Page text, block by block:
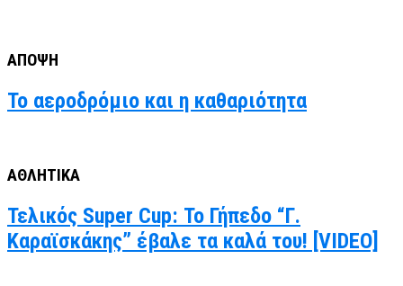
ΑΠΟΨΗ
Το αεροδρόμιο και η καθαριότητα
ΑΘΛΗΤΙΚΑ
Τελικός Super Cup: Το Γήπεδο “Γ.
Καραϊσκάκης” έβαλε τα καλά του! [VIDEO]